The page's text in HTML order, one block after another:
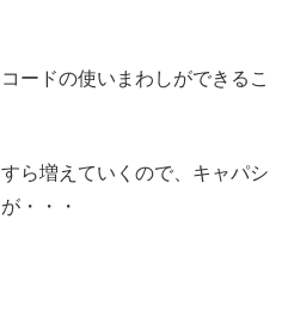
ードの使いまわしができるこ
ら増えていくので、キャパシ
・・・